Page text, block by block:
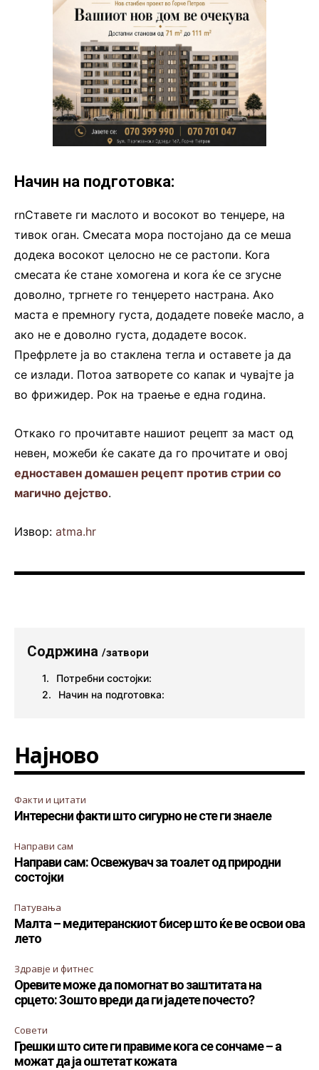
Начин на подготовка:
rnСтавете ги маслото и восокот во тенџере, на
тивок оган. Смесата мора постојано да се меша
додека восокот целосно не се растопи. Кога
смесата ќе стане хомогена и кога ќе се згусне
доволно, тргнете го тенџерето настрана. Ако
маста е премногу густа, додадете повеќе масло, а
ако не е доволно густа, додадете восок.
Префрлете ја во стаклена тегла и оставете ја да
се излади. Потоа затворете со капак и чувајте ја
во фрижидер. Рок на траење е една година.
Откако го прочитавте нашиот рецепт за маст од
невен, можеби ќе сакате да го прочитате и овој
едноставен домашен рецепт против стрии со
магично дејство.
Извор: atma.hr
Содржина /затвори
Потребни состојки:
Начин на подготовка:
Најново
Факти и цитати
Интересни факти што сигурно не сте ги знаеле
Направи сам
Направи сам: Освежувач за тоалет од природни
состојки
Патувања
Малта – медитеранскиот бисер што ќе ве освои ова
лето
Здравје и фитнес
Оревите може да помогнат во заштитата на
срцето: Зошто вреди да ги јадете почесто?
Совети
Грешки што сите ги правиме кога се сончаме – а
можат да ја оштетат кожата